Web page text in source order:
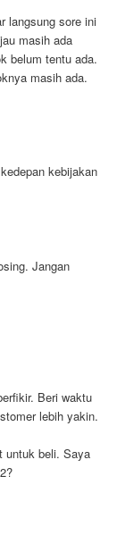
langsung sore ini
masih ada
belum tentu ada.
masih ada.
kebijakan
Jangan
Beri waktu
lebih yakin.
untuk beli. Saya